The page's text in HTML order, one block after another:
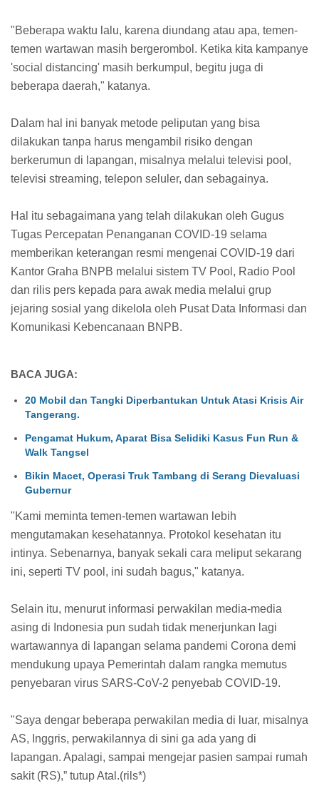
"Beberapa waktu lalu, karena diundang atau apa, temen-
temen wartawan masih bergerombol. Ketika kita kampanye
'social distancing' masih berkumpul, begitu juga di
beberapa daerah," katanya.
Dalam hal ini banyak metode peliputan yang bisa
dilakukan tanpa harus mengambil risiko dengan
berkerumun di lapangan, misalnya melalui televisi pool,
televisi streaming, telepon seluler, dan sebagainya.
Hal itu sebagaimana yang telah dilakukan oleh Gugus
Tugas Percepatan Penanganan COVID-19 selama
memberikan keterangan resmi mengenai COVID-19 dari
Kantor Graha BNPB melalui sistem TV Pool, Radio Pool
dan rilis pers kepada para awak media melalui grup
jejaring sosial yang dikelola oleh Pusat Data Informasi dan
Komunikasi Kebencanaan BNPB.
BACA JUGA:
20 Mobil dan Tangki Diperbantukan Untuk Atasi Krisis Air
Tangerang.
Pengamat Hukum, Aparat Bisa Selidiki Kasus Fun Run &
Walk Tangsel
Bikin Macet, Operasi Truk Tambang di Serang Dievaluasi
Gubernur
"Kami meminta temen-temen wartawan lebih
mengutamakan kesehatannya. Protokol kesehatan itu
intinya. Sebenarnya, banyak sekali cara meliput sekarang
ini, seperti TV pool, ini sudah bagus," katanya.
Selain itu, menurut informasi perwakilan media-media
asing di Indonesia pun sudah tidak menerjunkan lagi
wartawannya di lapangan selama pandemi Corona demi
mendukung upaya Pemerintah dalam rangka memutus
penyebaran virus SARS-CoV-2 penyebab COVID-19.
"Saya dengar beberapa perwakilan media di luar, misalnya
AS, Inggris, perwakilannya di sini ga ada yang di
lapangan. Apalagi, sampai mengejar pasien sampai rumah
sakit (RS),” tutup Atal.(rils*)